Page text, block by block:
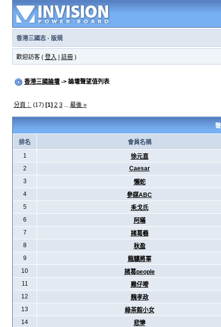
香港三國志· 版規
歡迎訪客 ( 登入 註冊)
香港三國論壇-> 論壇聲望值列表
分頁： (17) [1] 2 3... 最後 »
排名
會員名稱
1
徐元直
2
Caesar
3
懶蛇
4
參謀ABC
5
耒戈氏
6
阿暪
7
諸葛羲
8
秋盈
9
龍驤將軍
10
諸葛people
11
雞仔嘜
12
魏孝政
13
綠茶館小女
14
悲慘